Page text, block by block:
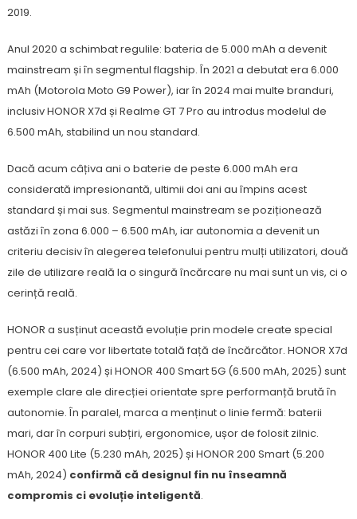
2019.
Anul 2020 a schimbat regulile: bateria de 5.000 mAh a devenit
mainstream și în segmentul flagship. În 2021 a debutat era 6.000
mAh (Motorola Moto G9 Power), iar în 2024 mai multe branduri,
inclusiv HONOR X7d și Realme GT 7 Pro au introdus modelul de
6.500 mAh, stabilind un nou standard.
Dacă acum câțiva ani o baterie de peste 6.000 mAh era
considerată impresionantă, ultimii doi ani au împins acest
standard și mai sus. Segmentul mainstream se poziționează
astăzi în zona 6.000 – 6.500 mAh, iar autonomia a devenit un
criteriu decisiv în alegerea telefonului pentru mulți utilizatori, două
zile de utilizare reală la o singură încărcare nu mai sunt un vis, ci o
cerință reală.
HONOR a susținut această evoluție prin modele create special
pentru cei care vor libertate totală față de încărcător. HONOR X7d
(6.500 mAh, 2024) și HONOR 400 Smart 5G (6.500 mAh, 2025) sunt
exemple clare ale direcției orientate spre performanță brută în
autonomie. În paralel, marca a menținut o linie fermă: baterii
mari, dar în corpuri subțiri, ergonomice, ușor de folosit zilnic.
HONOR 400 Lite (5.230 mAh, 2025) și HONOR 200 Smart (5.200
mAh, 2024) confirmă că designul fin nu înseamnă
compromis ci evoluție inteligentă.